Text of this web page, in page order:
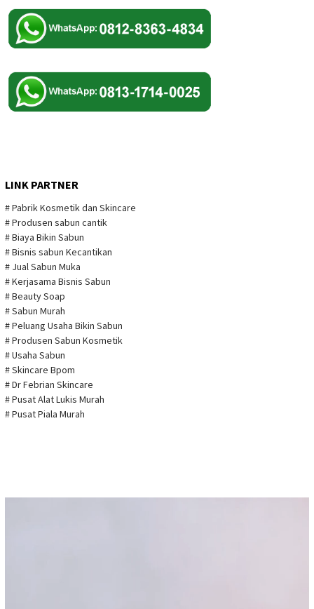
LINK PARTNER
# Pabrik Kosmetik dan Skincare
# Produsen sabun cantik
# Biaya Bikin Sabun
# Bisnis sabun Kecantikan
# Jual Sabun Muka
# Kerjasama Bisnis Sabun
# Beauty Soap
# Sabun Murah
# Peluang Usaha Bikin Sabun
# Produsen Sabun Kosmetik
# Usaha Sabun
# Skincare Bpom
# Dr Febrian Skincare
# Pusat Alat Lukis Murah
# Pusat Piala Murah